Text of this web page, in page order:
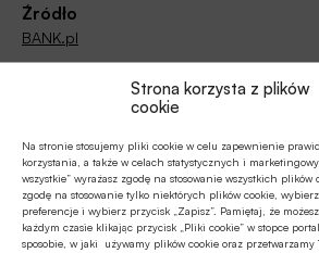
Strona korzysta z plików
cookie
Na stronie stosujemy pliki cookie w celu zapewnienie
korzystania, a także w celach statystycznych i
wszystkie” wyrażasz zgodę na stosowanie wszystkich
zgodę na stosowanie tylko niektórych plików cookie,
preferencje i wybierz przycisk „Zapisz”. Pamiętaj, że
każdym czasie klikając przycisk „Pliki cookie” w stopce
sposobie, w jaki używamy plików cookie oraz przetwarzamy
Źródło
BANK.pl
Polecamy
MULTIMEDIA
Banki mogą